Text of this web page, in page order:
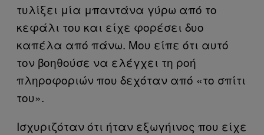
τυλίξει μία μπαντάνα γύρω από το
κεφάλι του και είχε φορέσει δυο
καπέλα από πάνω. Μου είπε ότι αυτό
τον βοηθούσε να ελέγχει τη ροή
πληροφοριών που δεχόταν από «το σπίτι
του».
Ισχυριζόταν ότι ήταν εξωγήινος που είχε